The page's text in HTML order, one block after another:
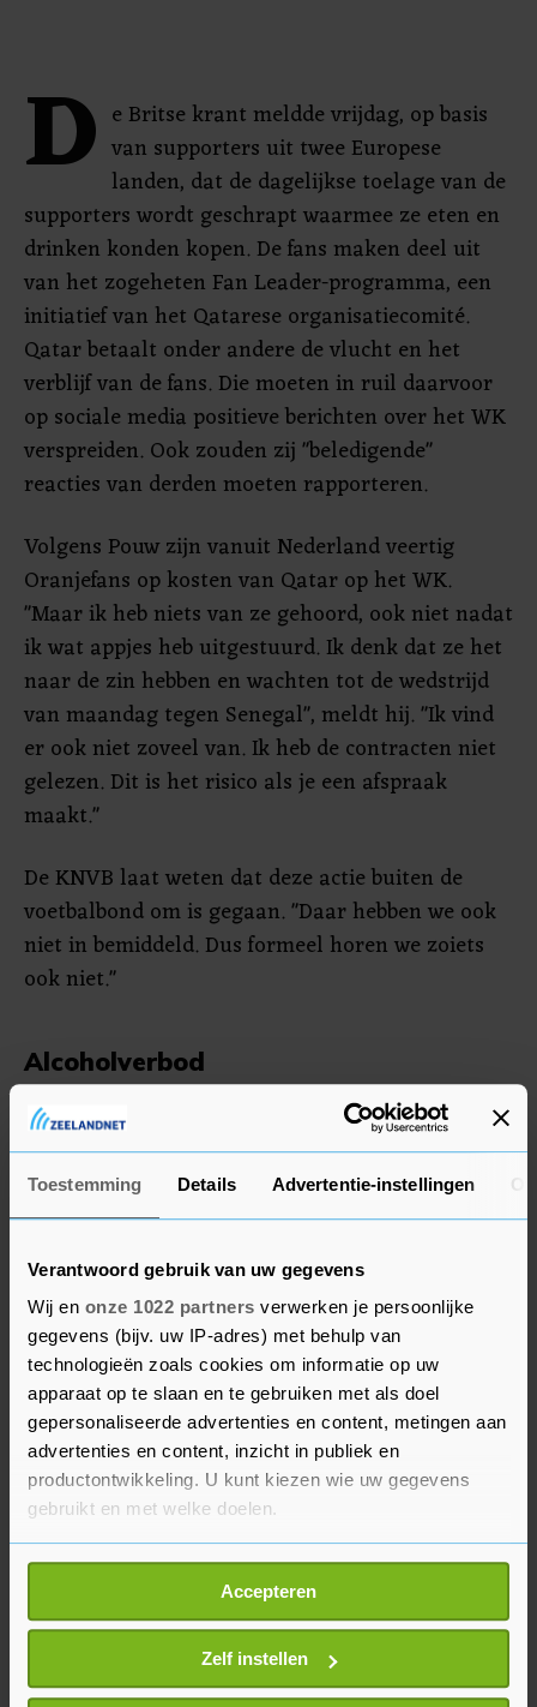
Toestemming Details Advertentie-instellingen
Verantwoord gebruik van uw gegevens
Wij en onze 1022 partners verwerken je persoonlijke
gegevens (bijv. uw IP-adres) met behulp van
technologieën zoals cookies om informatie op uw
apparaat op te slaan en te gebruiken met als doel
gepersonaliseerde advertenties en content, metingen aan
advertenties en content, inzicht in publiek en
productontwikkeling. U kunt kiezen wie uw gegevens
gebruikt en met welke doelen.
Als u het toestaat, willen we ook graag:
Informatie verzamelen over uw geografische
locatie, die tot een paar meter nauwkeurig kan zijn
Uw apparaat identificeren door het actief te
scannen op specifieke eigenschappen (fingerprinting)
Accepteren
Zelf instellen
D e Britse krant meldde vrijdag, op basis
van supporters uit twee Europese
landen, dat de dagelijkse toelage van de
supporters wordt geschrapt waarmee ze eten en
drinken konden kopen. De fans maken deel uit
van het zogeheten Fan Leader-programma, een
initiatief van het Qatarese organisatiecomité.
Qatar betaalt onder andere de vlucht en het
verblijf van de fans. Die moeten in ruil daarvoor
op sociale media positieve berichten over het WK
verspreiden. Ook zouden zij "beledigende"
reacties van derden moeten rapporteren.
Volgens Pouw zijn vanuit Nederland veertig
Oranjefans op kosten van Qatar op het WK.
"Maar ik heb niets van ze gehoord, ook niet nadat
ik wat appjes heb uitgestuurd. Ik denk dat ze het
naar de zin hebben en wachten tot de wedstrijd
van maandag tegen Senegal", meldt hij. "Ik vind
er ook niet zoveel van. Ik heb de contracten niet
gelezen. Dit is het risico als je een afspraak
maakt."
De KNVB laat weten dat deze actie buiten de
voetbalbond om is gegaan. "Daar hebben we ook
niet in bemiddeld. Dus formeel horen we zoiets
ook niet."
Alcoholverbod
Naast het intrekken van de dagvergoeding voor
de betreffende groep fans, besloot de overheid in
Qatar vrijdag ook dat er geen alcohol mag
worden gedronken rond de voetbalstadions. Eerst
"We vinden het jammer dat dit besluit genomen
is, zeker zo kort nog voor het toernooi",
reageerde de KNVB op dat besluit. "Want voor
velen hoort een biertje bij het beleven van een
leuke voetbalwedstrijd. Aan de andere kant zou
er in de stadions zelf al geen alcohol worden
geschonken en is en blijft alcohol verkrijgbaar bij
onder meer het FIFA Fan Festival en de meeste
hotels. En uiteindelijk gaat het natuurlijk toch
om het voetbal zelf."